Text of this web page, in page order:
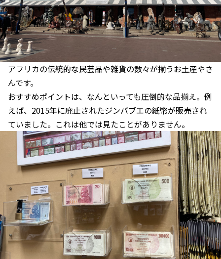
アフリカの伝統的な民芸品や雑貨の数々が揃うお土産やさ
んです。
おすすめポイントは、なんといっても圧倒的な品揃え。例
えば、2015年に廃止されたジンバブエの紙幣が販売され
ていました。これは他では見たことがありません。